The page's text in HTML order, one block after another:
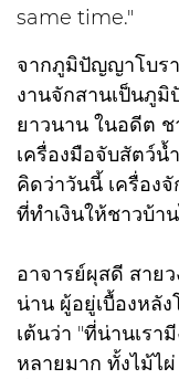
same time."
จากภูมิปัญญาโบร
งานจักสานเป็นภู
ยาวนาน ในอดีต ช
เครื่องมือจับสัตว์น้
คิดว่าวันนี้ เครื่อง
ที่ทำเงินให้ชาวบ้า
อาจารย์ผุสดี สาย
น่าน ผู้อยู่เบื้องหลั
เต้นว่า "ที่น่านเร
หลายมาก ทั้งไม้ไ